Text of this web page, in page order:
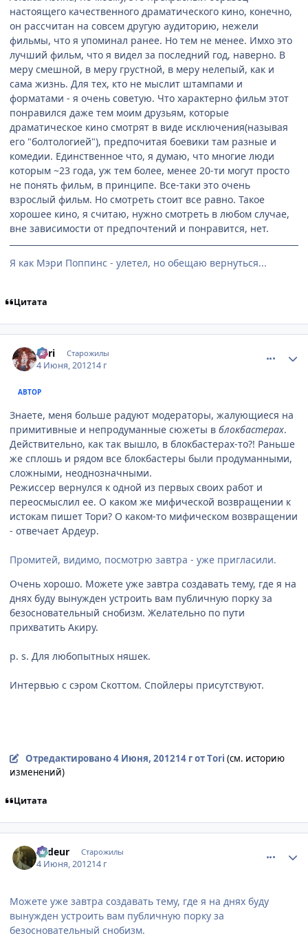
настоящего качественного драматического кино, конечно,
он рассчитан на совсем другую аудиторию, нежели
фильмы, что я упоминал ранее. Но тем не менее. Имхо это
лучший фильм, что я видел за последний год, наверно. В
меру смешной, в меру грустной, в меру нелепый, как и
сама жизнь. Для тех, кто не мыслит штампами и
форматами - я очень советую. Что характерно фильм этот
понравился даже тем моим друзьям, которые
драматическое кино смотрят в виде исключения(называя
его "болтологией"), предпочитая боевики там разные и
комедии. Единственное что, я думаю, что многие люди
которым ~23 года, уж тем более, менее 20-ти могут просто
не понять фильм, в принципе. Все-таки это очень
взрослый фильм. Но смотреть стоит все равно. Такое
хорошее кино, я считаю, нужно смотреть в любом случае,
вне зависимости от предпочтений и понравится, нет.
Я как Мэри Поппинс - улетел, но обещаю вернуться...
Цитата
Tоri Старожилы
4 Июня, 201214 г
АВТОР
Знаете, меня больше радуют модераторы, жалующиеся на
примитивные и непродуманные сюжеты в блокбастерах.
Действительно, как так вышло, в блокбастерах-то?! Раньше
же сплошь и рядом все блокбастеры были продуманными,
сложными, неоднозначными.
Режиссер вернулся к одной из первых своих работ и
переосмыслил ее. О каком же мифической возвращении к
истокам пишет Тори? О каком-то мифическом возвращении
- отвечает Ардеур.
Промитей, видимо, посмотрю завтра - уже пригласили.
Очень хорошо. Можете уже завтра создавать тему, где я на
днях буду вынужден устроить вам публичную порку за
безосновательный снобизм. Желательно по пути
прихватить Акиру.
p. s. Для любопытных няшек.
Интервью с сэром Скоттом. Спойлеры присутствуют.
Отредактировано4 Июня, 201214 гот Tоri (см. историю
изменений)
Цитата
Ardeur Старожилы
4 Июня, 201214 г
Можете уже завтра создавать тему, где я на днях буду
вынужден устроить вам публичную порку за
безосновательный снобизм.